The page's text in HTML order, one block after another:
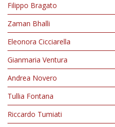
Filippo Bragato
Zaman Bhalli
Eleonora Cicciarella
Gianmaria Ventura
Andrea Novero
Tullia Fontana
Riccardo Tumiati